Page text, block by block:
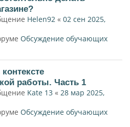
Helen92 « 02 сен 2025,
Обсуждение обучающих
работы. Часть 1
Kate 13 « 28 мар 2025,
Обсуждение обучающих